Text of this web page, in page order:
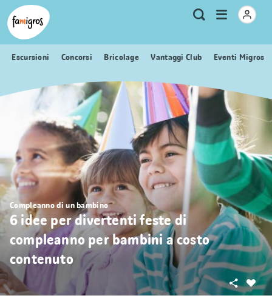
Navigazione
segnalibri
Header
Logo Metanavigazione
Ricerca
Apri
menu
Escursioni Concorsi Bricolage Vantaggi Club Eventi Migros
Compleanno di un bambino
6 idee per divertenti feste di
compleanno per bambini a costo
contenuto
Mi
Condividi